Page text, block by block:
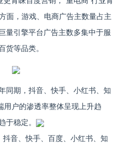
面，游戏、电商广告主数量占主
量引擎平台广告主数多集中于服
等品类。
同期，抖音、快手、小红书、知
用户的渗透率整体呈现上升趋
稳定。
音、快手、百度、小红书、知